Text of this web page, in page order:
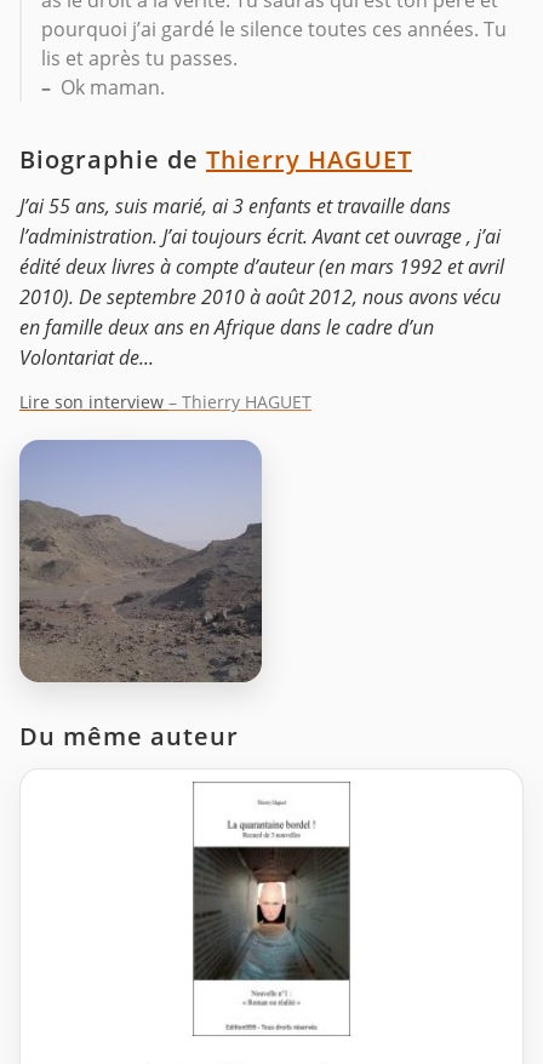
pourquoi j’ai gardé le silence toutes ces années. Tu
lis et après tu passes.
– Ok maman.
Biographie de Thierry HAGUET
J’ai 55 ans, suis marié, ai 3 enfants et travaille dans
l’administration. J’ai toujours écrit. Avant cet ouvrage , j’ai
édité deux livres à compte d’auteur (en mars 1992 et avril
2010). De septembre 2010 à août 2012, nous avons vécu
en famille deux ans en Afrique dans le cadre d’un
Volontariat de...
Lire son interview – Thierry HAGUET
Du même auteur